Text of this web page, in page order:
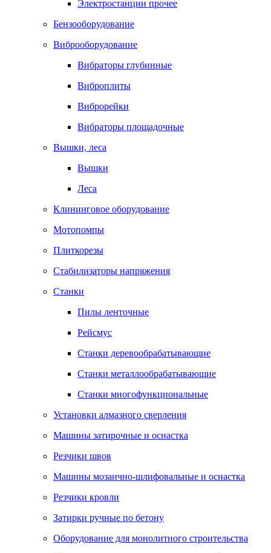
Электростанции прочее
Бензооборудование
Виброоборудование
Вибраторы глубинные
Виброплиты
Виброрейки
Вибраторы площадочные
Вышки, леса
Вышки
Леса
Клининговое оборудование
Мотопомпы
Плиткорезы
Стабилизаторы напряжения
Станки
Пилы ленточные
Рейсмус
Станки деревообрабатывающие
Станки металлообрабатывающие
Станки многофункциональные
Установки алмазного сверления
Машины затирочные и оснастка
Резчики швов
Машины мозаично-шлифовальные и оснастка
Резчики кровли
Затирки ручные по бетону
Оборудование для монолитного строительства